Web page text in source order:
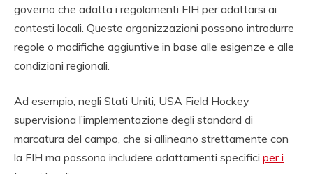
governo che adatta i regolamenti FIH per adattarsi ai
contesti locali. Queste organizzazioni possono introdurre
regole o modifiche aggiuntive in base alle esigenze e alle
condizioni regionali.
Ad esempio, negli Stati Uniti, USA Field Hockey
supervisiona l’implementazione degli standard di
marcatura del campo, che si allineano strettamente con
la FIH ma possono includere adattamenti specifici per i